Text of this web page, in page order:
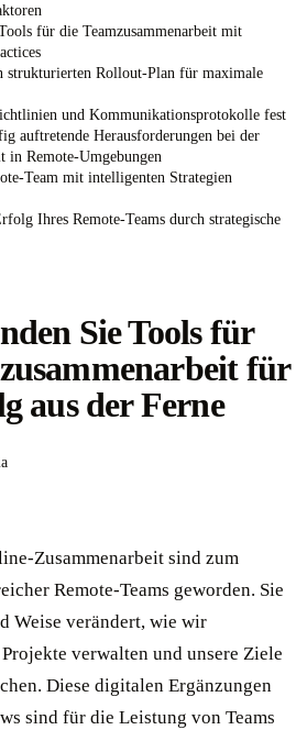
für die Teamzusammenarbeit mit
strukturierten Rollout-Plan für maximale
und Kommunikationsprotokolle fest
auftretende Herausforderungen bei der
in Remote-Umgebungen
Team mit intelligenten Strategien
Ihres Remote-Teams durch strategische
Sie Tools für
für
aus der Ferne
Zusammenarbeit sind zum
Remote-Teams geworden. Sie
Weise verändert, wie wir
verwalten und unsere Ziele
Diese digitalen Ergänzungen
sind für die Leistung von Teams